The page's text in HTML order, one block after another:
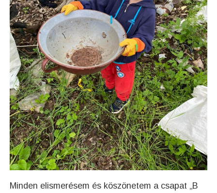
Minden elismerésem és köszönetem a csapat „B